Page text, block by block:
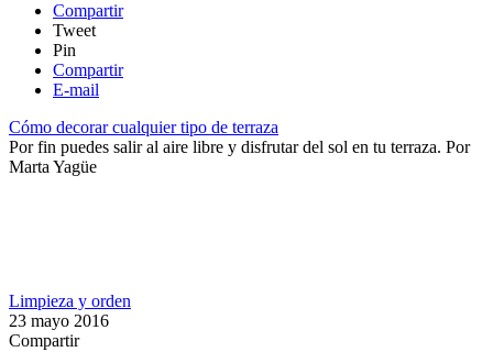
Compartir
Tweet
Pin
Compartir
E-mail
Cómo decorar cualquier tipo de terraza
Por fin puedes salir al aire libre y disfrutar del sol en tu terraza. Por
Marta Yagüe
Limpieza y orden
23 mayo 2016
Compartir